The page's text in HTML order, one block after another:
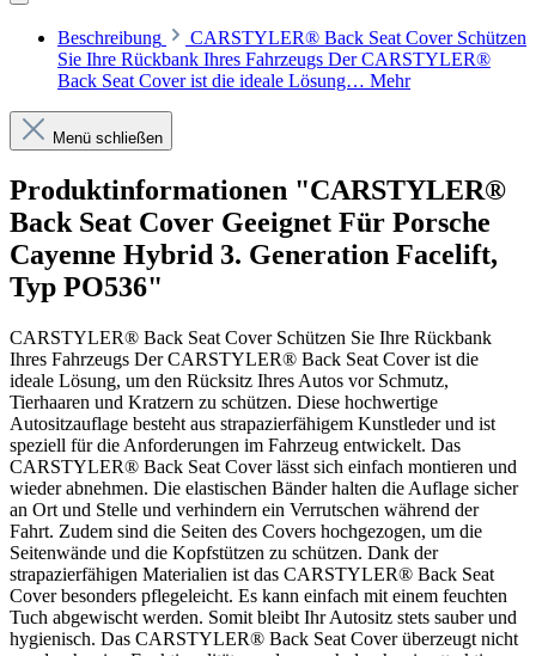
Beschreibung
CARSTYLER® Back Seat Cover Schützen
Sie Ihre Rückbank Ihres Fahrzeugs Der CARSTYLER®
Back Seat Cover ist die ideale Lösung… Mehr
Menü schließen
Produktinformationen "CARSTYLER®
Back Seat Cover Geeignet Für Porsche
Cayenne Hybrid 3. Generation Facelift,
Typ PO536"
CARSTYLER® Back Seat Cover Schützen Sie Ihre Rückbank
Ihres Fahrzeugs Der CARSTYLER® Back Seat Cover ist die
ideale Lösung, um den Rücksitz Ihres Autos vor Schmutz,
Tierhaaren und Kratzern zu schützen. Diese hochwertige
Autositzauflage besteht aus strapazierfähigem Kunstleder und ist
speziell für die Anforderungen im Fahrzeug entwickelt. Das
CARSTYLER® Back Seat Cover lässt sich einfach montieren und
wieder abnehmen. Die elastischen Bänder halten die Auflage sicher
an Ort und Stelle und verhindern ein Verrutschen während der
Fahrt. Zudem sind die Seiten des Covers hochgezogen, um die
Seitenwände und die Kopfstützen zu schützen. Dank der
strapazierfähigen Materialien ist das CARSTYLER® Back Seat
Cover besonders pflegeleicht. Es kann einfach mit einem feuchten
Tuch abgewischt werden. Somit bleibt Ihr Autositz stets sauber und
hygienisch. Das CARSTYLER® Back Seat Cover überzeugt nicht